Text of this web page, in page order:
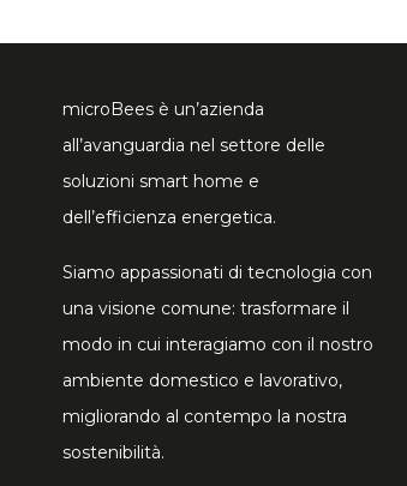
microBees è un’azienda
all’avanguardia nel settore delle
soluzioni smart home e
dell’efficienza energetica.
Siamo appassionati di tecnologia con
una visione comune: trasformare il
modo in cui interagiamo con il nostro
ambiente domestico e lavorativo,
migliorando al contempo la nostra
sostenibilità.